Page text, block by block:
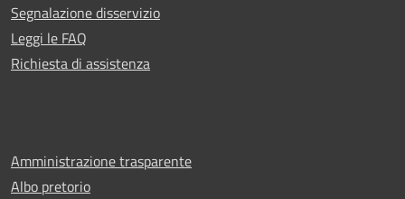
Segnalazione disservizio
Leggi le FAQ
Richiesta di assistenza
Amministrazione trasparente
Albo pretorio